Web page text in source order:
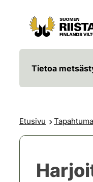
Siirry sisältöön
Siirry sivustokarttaan
Tietoa
Etusivu